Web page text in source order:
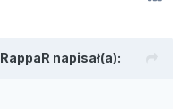
napisał(a):